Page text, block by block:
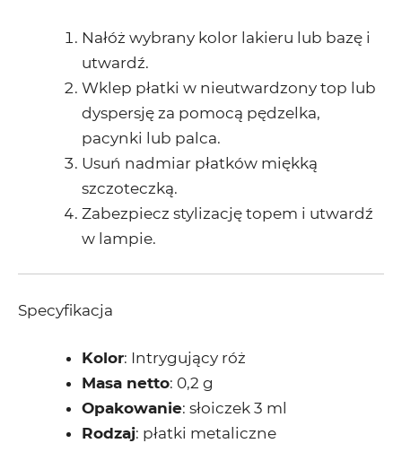
Nałóż wybrany kolor lakieru lub bazę i
utwardź.
Wklep płatki w nieutwardzony top lub
dyspersję za pomocą pędzelka,
pacynki lub palca.
Usuń nadmiar płatków miękką
szczoteczką.
Zabezpiecz stylizację topem i utwardź
w lampie.
Specyfikacja
Kolor: Intrygujący róż
Masa netto: 0,2 g
Opakowanie: słoiczek 3 ml
Rodzaj: płatki metaliczne